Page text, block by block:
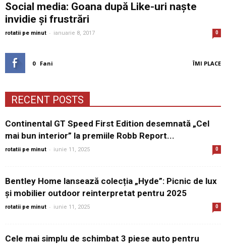
Social media: Goana după Like-uri naște
invidie și frustrări
rotatii pe minut - ianuarie 8, 2017 0
0 Fani ÎMI PLACE
RECENT POSTS
Continental GT Speed First Edition desemnată „Cel
mai bun interior” la premiile Robb Report...
rotatii pe minut - iunie 11, 2025 0
Bentley Home lansează colecția „Hyde”: Picnic de lux
și mobilier outdoor reinterpretat pentru 2025
rotatii pe minut - iunie 11, 2025 0
Cele mai simplu de schimbat 3 piese auto pentru